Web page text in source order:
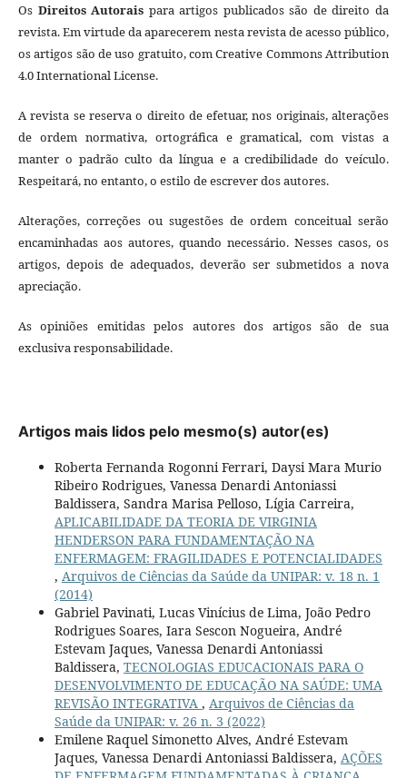
Os Direitos Autorais para artigos publicados são de direito da
revista. Em virtude da aparecerem nesta revista de acesso público,
os artigos são de uso gratuito, com Creative Commons Attribution
4.0 International License.
A revista se reserva o direito de efetuar, nos originais, alterações
de ordem normativa, ortográfica e gramatical, com vistas a
manter o padrão culto da língua e a credibilidade do veículo.
Respeitará, no entanto, o estilo de escrever dos autores.
Alterações, correções ou sugestões de ordem conceitual serão
encaminhadas aos autores, quando necessário. Nesses casos, os
artigos, depois de adequados, deverão ser submetidos a nova
apreciação.
As opiniões emitidas pelos autores dos artigos são de sua
exclusiva responsabilidade.
Artigos mais lidos pelo mesmo(s) autor(es)
Roberta Fernanda Rogonni Ferrari, Daysi Mara Murio
Ribeiro Rodrigues, Vanessa Denardi Antoniassi
Baldissera, Sandra Marisa Pelloso, Lígia Carreira,
APLICABILIDADE DA TEORIA DE VIRGINIA
HENDERSON PARA FUNDAMENTAÇÃO NA
ENFERMAGEM: FRAGILIDADES E POTENCIALIDADES
, Arquivos de Ciências da Saúde da UNIPAR: v. 18 n. 1
(2014)
Gabriel Pavinati, Lucas Vinícius de Lima, João Pedro
Rodrigues Soares, Iara Sescon Nogueira, André
Estevam Jaques, Vanessa Denardi Antoniassi
Baldissera, TECNOLOGIAS EDUCACIONAIS PARA O
DESENVOLVIMENTO DE EDUCAÇÃO NA SAÚDE: UMA
REVISÃO INTEGRATIVA , Arquivos de Ciências da
Saúde da UNIPAR: v. 26 n. 3 (2022)
Emilene Raquel Simonetto Alves, André Estevam
Jaques, Vanessa Denardi Antoniassi Baldissera, AÇÕES